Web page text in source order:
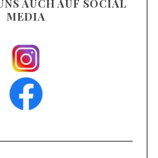
AUCH AUF SOCIAL
MEDIA